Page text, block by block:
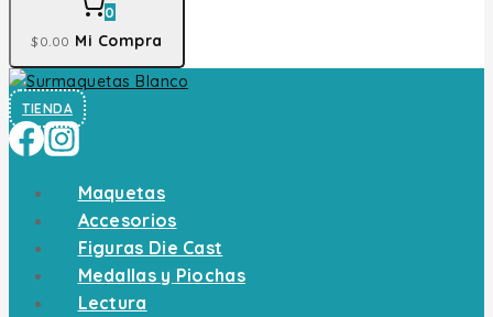
0
$0 .00 Mi Compra
TIENDA
Maquetas
Accesorios
Figuras Die Cast
Medallas y Piochas
Lectura